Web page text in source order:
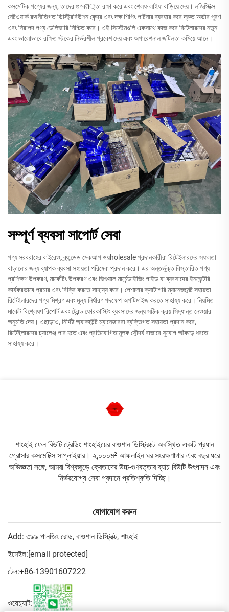
কসমেটিক পণ্যের জন্য, তাদের গুণবत্তা রক্ষা করে এবং শেলফ লাইফ বাড়িয়ে দেয়। লজিস্টিক্স
নেটওয়ার্ক রणনীতিগত ডিস্ট্রিবিউশন কেন্দ্র এবং দক্ষ শিপিং পার্টনার ব্যবহার করে দ্রুত অর্ডার পূরণ
এবং নিরাপদ পণ্য ডেলিভারি নিশ্চিত করে। এই সিস্টেমগুলি একসাথে কাজ করে রিটেলারদের নতুন
এবং ভালোভাবে রক্ষিত স্টকের নির্ভরশীল প্রবেশ দেয় এবং অপারেশনাল জটিলতা কমিয়ে আনে।
সম্পূর্ণ ব্যবসা সাপোর্ট সেবা
পণ্য সরবরাহের বাইরেও, ব্র্যান্ডেড মেকআপ ওয়holesale প্রদানকারীরা রিটেইলারদের সফলতা
বাড়ানোর জন্য ব্যাপক ব্যবসা সহায়তা পরিষেবা প্রদান করে। এর অন্তর্ভুক্ত বিস্তারিত পণ্য
প্রশিক্ষণ উপকরণ, মার্কেটিং উপকরণ এবং ভিশুয়াল মার্চেন্ডাইজিং গাইড যা ব্যবসাদের ইনভেন্টরি
কার্যকরভাবে প্রচার এবং বিক্রি করতে সাহায্য করে। পেশাদার ক্যাটাগরি ম্যানেজমেন্ট সহায়তা
রিটেইলারদের পণ্য মিশ্রণ এবং মূল্য নির্ধারণ পদক্ষেপ অপটিমাইজ করতে সাহায্য করে। নিয়মিত
মার্কেট বিশ্লেষণ রিপোর্ট এবং ট্রেন্ড ফোরকাস্টিং ব্যবসাদের জন্য সঠিক ক্রয় সিদ্ধান্ত নেওয়ার
অনুমতি দেয়। এছাড়াও, নির্দিষ্ট অ্যাকাউন্ট ম্যানেজাররা ব্যক্তিগত সহায়তা প্রদান করে,
রিটেইলারদের চ্যালেঞ্জ পার হতে এবং প্রতিযোগিতামূলক সৌন্দর্য বাজারে সুযোগ আঁকড়ে ধরতে
সাহায্য করে।
শাংহাই ফেন বিউটি ট্রেডিং শাংহাইয়ের বাওশান ডিস্ট্রিক্টে অবস্থিত একটি প্রধান
গ্রোসার কসমেটিক্স সাপ্লাইয়ার। ২,০০০ম² আফলাইন ঘর সংরক্ষণাগার এবং বছর ধরে
অভিজ্ঞতা সঙ্গে, আমরা বিশ্বজুড়ে ক্রেতাদের উচ্চ-গুণবত্তার ব্যাচ বিউটি উৎপাদন এবং
নির্ভরযোগ্য সেবা প্রদানে প্রতিশ্রুতি দিচ্ছি।
যোগাযোগ করুন
Add: ৩৯৯ পানজিং রোড, বাওশান ডিস্ট্রিক্ট, শাংহাই
ইমেইল: [email protected]
টেল:+86-13901607222
ওয়েচ্যাট: